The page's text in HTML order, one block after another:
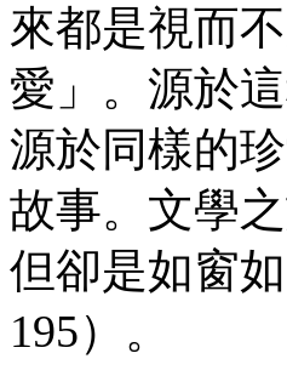
來都是視而
愛」。源於
源於同樣的
故事。文學
但卻是如窗
195）。